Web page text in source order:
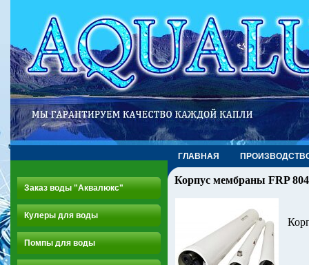
ГЛАВНАЯ
Заказ воды "Аквалюкс"
Кулеры для воды
Помпы для воды
Корпус мембраны FRP